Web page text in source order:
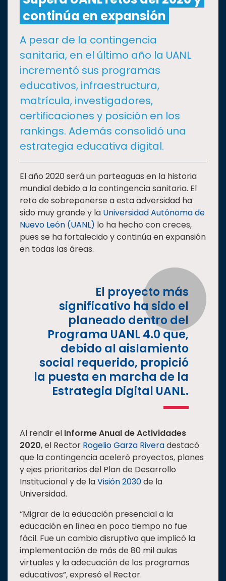
I+D+IEXPERTOS
SALUD
SUSTENTABILIDAD
TEMAS
Oferta
educativa
Estudiantes
Rectoría
Investigación
Nacional
continúa en expansión
A pesar de la contingencia
sanitaria, en el último año la UANL
incrementó sus programas
educativos, infraestructura,
matrícula, investigadores,
certificaciones y posición en los
rankings. Además consolidó una
estrategia educativa digital.
El año 2020 será un parteaguas en la historia
mundial debido a la contingencia sanitaria. El
reto de sobreponerse a esta adversidad ha
sido muy grande y la Universidad Autónoma de
Nuevo León (UANL) lo ha hecho con creces,
pues se ha fortalecido y continúa en expansión
en todas las áreas.
El proyecto más
significativo ha sido el
planeado dentro del
Programa UANL 4.0 que,
debido al aislamiento
social requerido, propició
la puesta en marcha de la
Estrategia Digital UANL.
Al rendir el Informe Anual de Actividades
2020, el Rector Rogelio Garza Riveradestacó
que la contingencia aceleró proyectos, planes
y ejes prioritarios del Plan de Desarrollo
Institucional y de laVisión 2030de la
Universidad.
“Migrar de la educación presencial a la
educación en línea en poco tiempo no fue
fácil. Fue un cambio disruptivo que implicó la
implementación de más de 80 mil aulas
virtuales y la adecuación de los programas
educativos”, expresó el Rector.